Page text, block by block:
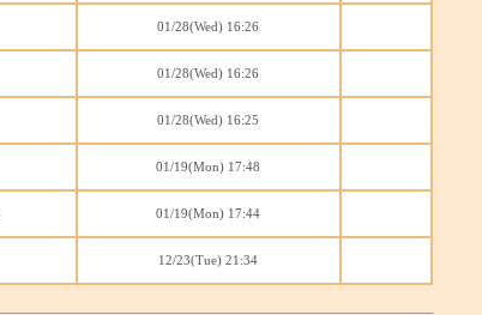
01/28(Wed) 16:26
01/28(Wed) 16:26
01/28(Wed) 16:25
01/19(Mon) 17:48
01/19(Mon) 17:44
12/23(Tue) 21:34